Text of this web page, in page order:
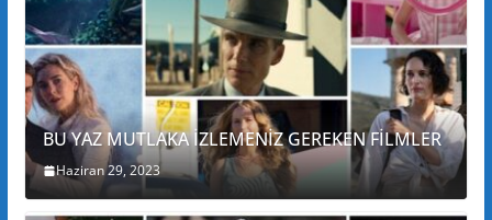
BU YAZ MUTLAKA İZLEMENİZ GEREKEN FİLMLER
Haziran 29, 2023